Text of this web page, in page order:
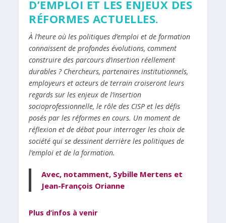
D’EMPLOI ET LES ENJEUX DES
RÉFORMES ACTUELLES.
À l’heure où les politiques d’emploi et de formation
connaissent de profondes évolutions, comment
construire des parcours d’insertion réellement
durables ? Chercheurs, partenaires institutionnels,
employeurs et acteurs de terrain croiseront leurs
regards sur les enjeux de l’insertion
socioprofessionnelle, le rôle des CISP et les défis
posés par les réformes en cours. Un moment de
réflexion et de débat pour interroger les choix de
société qui se dessinent derrière les politiques de
l’emploi et de la formation.
Avec, notamment, Sybille Mertens et
Jean-François Orianne
Plus d’infos à venir